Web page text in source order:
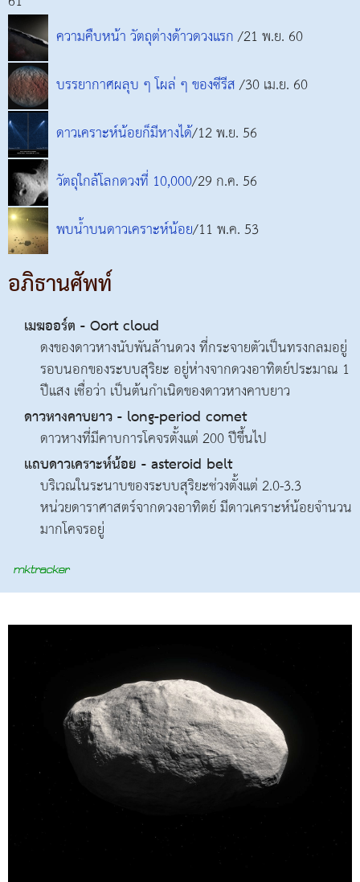
ความคืบหน้า วัตถุต่างด้าวดวงแรก/21 พ.ย. 60
บรรยากาศผลุบ ๆ โผล่ ๆ ของซีรีส/30 เม.ย. 60
ดาวเคราะห์น้อยก็มีหางได้/12 พ.ย. 56
วัตถุใกล้โลกดวงที่ 10,000/29 ก.ค. 56
พบน้ำบนดาวเคราะห์น้อย/11 พ.ค. 53
อภิธานศัพท์
เมฆออร์ต - Oort cloud
ดงของดาวหางนับพันล้านดวง ที่กระจายตัวเป็นทรงกลมอยู่
รอบนอกของระบบสุริยะ อยู่ห่างจากดวงอาทิตย์ประมาณ 1
ปีแสง เชื่อว่า เป็นต้นกำเนิดของดาวหางคาบยาว
ดาวหางคาบยาว - long-period comet
ดาวหางที่มีคาบการโคจรตั้งแต่ 200 ปีขึ้นไป
แถบดาวเคราะห์น้อย - asteroid belt
บริเวณในระนาบของระบบสุริยะช่วงตั้งแต่ 2.0-3.3
หน่วยดาราศาสตร์จากดวงอาทิตย์ มีดาวเคราะห์น้อยจำนวน
มากโคจรอยู่